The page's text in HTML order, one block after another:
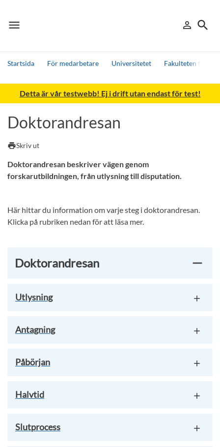
menu
Meny person_outline
Logga in
search
Sök
Startsida För medarbetare Universitetet Fakulteten för
Sök
Andra söktjänster
Detta är vår testwebb! Ej i drift utan endast för test!
Doktorandresan
printSkriv ut
Doktorandresan beskriver vägen genom
forskarutbildningen, från utlysning till disputation.
Här hittar du information om varje steg i doktorandresan.
Klicka på rubriken nedan för att läsa mer.
Doktorandresan
Utlysning
Antagning
Påbörjan
Halvtid
Slutprocess